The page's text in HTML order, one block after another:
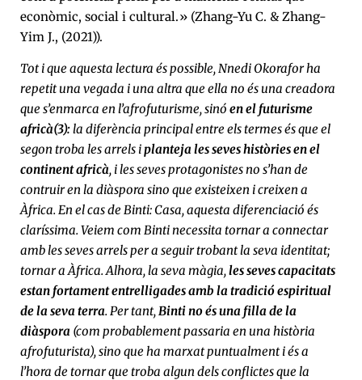
econòmic, social i cultural.» (Zhang-Yu C. & Zhang-
Yim J., (2021)).
Tot i que aquesta lectura és possible, Nnedi Okorafor ha
repetit una vegada i una altra que ella no és una creadora
que s’enmarca en l’afrofuturisme, sinó en el futurisme
africà(3):la diferència principal entre els termes és que el
segon troba les arrels iplanteja les seves històries en el
continent africà, i les seves protagonistes no s’han de
contruir en la diàspora sino que existeixen i creixen a
Àfrica. En el cas de Binti: Casa, aquesta diferenciació és
claríssima. Veiem com Binti necessita tornar a connectar
amb les seves arrels per a seguir trobant la seva identitat;
tornar a Àfrica. Alhora, la seva màgia, les seves capacitats
estan fortament entrelligades amb la tradició espiritual
de la seva terra. Per tant, Binti no és una filla de la
diàspora (com probablement passaria en una història
afrofuturista), sino que ha marxat puntualment i és a
l’hora de tornar que troba algun dels conflictes que la